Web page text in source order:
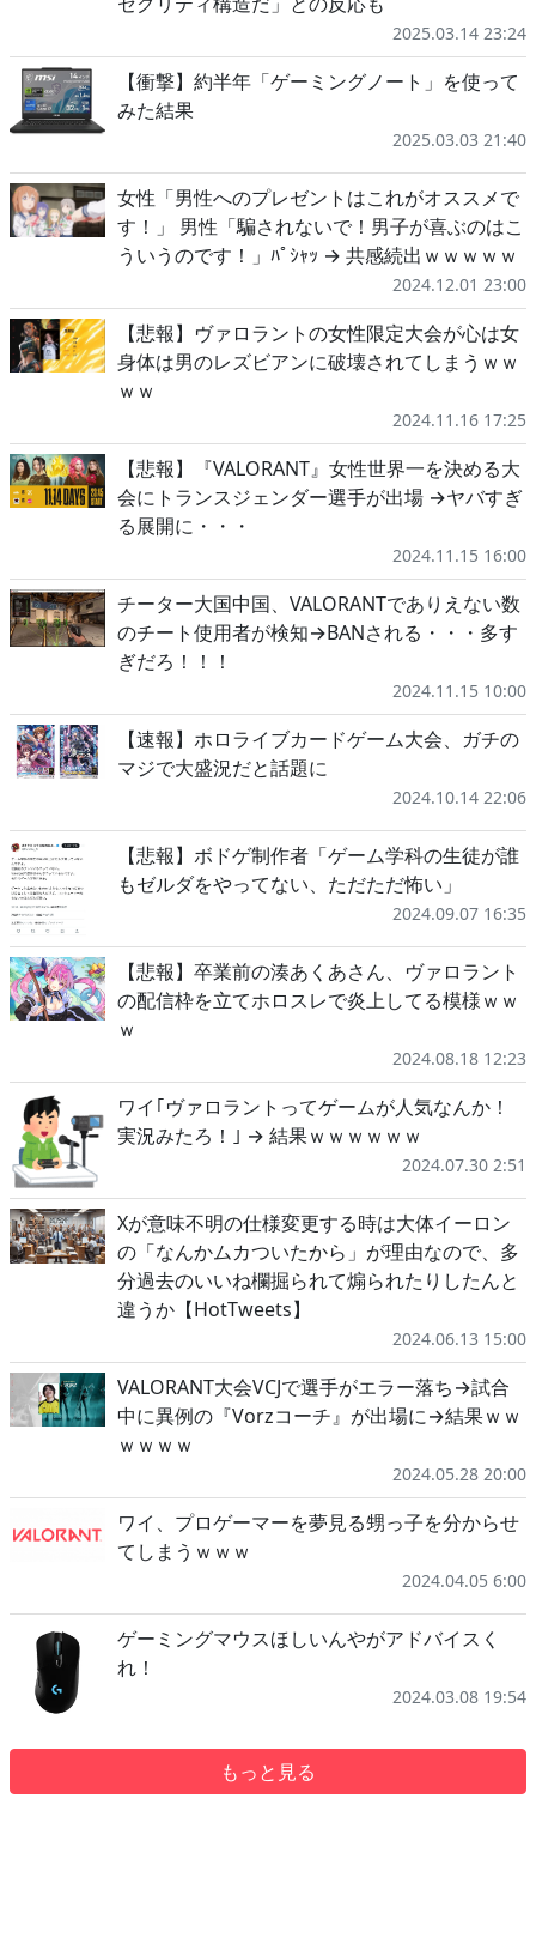
2025.03.14 23:24
【衝撃】約半年「ゲーミングノート」を使って
みた結果
2025.03.03 21:40
女性「男性へのプレゼントはこれがオススメで
す！」 男性「騙されないで！男子が喜ぶのはこ
ういうのです！」ﾊﾟｼｬｯ → 共感続出ｗｗｗｗｗ
2024.12.01 23:00
【悲報】ヴァロラントの女性限定大会が心は女
身体は男のレズビアンに破壊されてしまうｗｗ
ｗｗ
2024.11.16 17:25
【悲報】『VALORANT』女性世界一を決める大
会にトランスジェンダー選手が出場 →ヤバすぎ
る展開に・・・
2024.11.15 16:00
チーター大国中国、VALORANTでありえない数
のチート使用者が検知→BANされる・・・多す
ぎだろ！！！
2024.11.15 10:00
【速報】ホロライブカードゲーム大会、ガチの
マジで大盛況だと話題に
2024.10.14 22:06
【悲報】ボドゲ制作者「ゲーム学科の生徒が誰
もゼルダをやってない、ただただ怖い」
2024.09.07 16:35
【悲報】卒業前の湊あくあさん、ヴァロラント
の配信枠を立てホロスレで炎上してる模様ｗｗ
ｗ
2024.08.18 12:23
ワイ｢ヴァロラントってゲームが人気なんか！
実況みたろ！｣ → 結果ｗｗｗｗｗｗ
2024.07.30 2:51
Xが意味不明の仕様変更する時は大体イーロン
の「なんかムカついたから」が理由なので、多
分過去のいいね欄掘られて煽られたりしたんと
違うか【HotTweets】
2024.06.13 15:00
VALORANT大会VCJで選手がエラー落ち→試合
中に異例の『Vorzコーチ』が出場に→結果ｗｗ
ｗｗｗｗ
2024.05.28 20:00
ワイ、プロゲーマーを夢見る甥っ子を分からせ
てしまうｗｗｗ
2024.04.05 6:00
ゲーミングマウスほしいんやがアドバイスく
れ！
2024.03.08 19:54
もっと見る